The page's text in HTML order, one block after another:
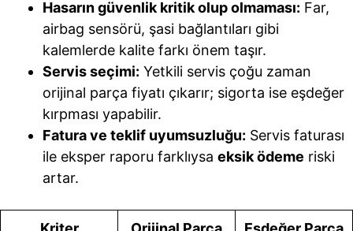
Hasarın güvenlik kritik olup olmaması: Far,
airbag sensörü, şasi bağlantıları gibi
kalemlerde kalite farkı önem taşır.
Servis seçimi: Yetkili servis çoğu zaman
orijinal parça fiyatı çıkarır; sigorta ise eşdeğer
kırpması yapabilir.
Fatura ve teklif uyumsuzluğu: Servis faturası
ile eksper raporu farklıysa eksik ödeme riski
artar.